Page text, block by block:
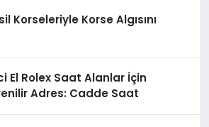
Korseleriyle Korse Algısını
El Rolex Saat Alanlar İçin
Adres: Cadde Saat